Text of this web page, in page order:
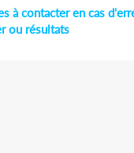
à contacter en cas
ou résultats